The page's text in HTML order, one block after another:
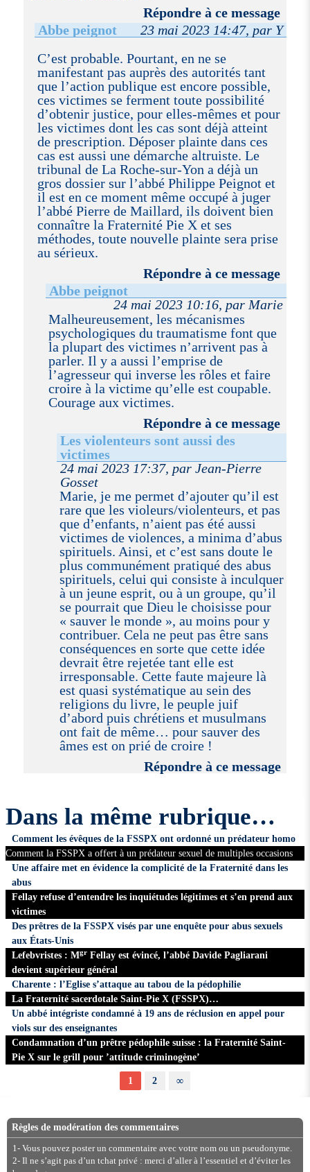
Répondre à ce message
Abbe peignot
23 mai 2023 14:47, par Y
C’est probable. Pourtant, en ne se
manifestant pas auprès des autorités tant
que l’action publique est encore possible,
ces victimes se ferment toute possibilité
d’obtenir justice, pour elles-mêmes et pour
les victimes dont les cas sont déjà atteint
de prescription. Déposer plainte dans ces
cas est aussi une démarche altruiste. Le
tribunal de La Roche-sur-Yon a déjà un
gros dossier sur l’abbé Philippe Peignot et
il est en ce moment même occupé à juger
l’abbé Pierre de Maillard, ils doivent bien
connaître la Fraternité Pie X et ses
méthodes, toute nouvelle plainte sera prise
au sérieux.
Répondre à ce message
Abbe peignot
24 mai 2023 10:16, par Marie
Malheureusement, les mécanismes
psychologiques du traumatisme font que
la plupart des victimes n’arrivent pas à
parler. Il y a aussi l’emprise de
l’agresseur qui inverse les rôles et faire
croire à la victime qu’elle est coupable.
Courage aux victimes.
Répondre à ce message
Les violenteurs sont aussi des
victimes
24 mai 2023 17:37, par Jean-Pierre
Gosset
Marie, je me permet d’ajouter qu’il est
rare que les violeurs/violenteurs, et pas
que d’enfants, n’aient pas été aussi
victimes de violences, a minima d’abus
spirituels. Ainsi, et c’est sans doute le
plus communément pratiqué des abus
spirituels, celui qui consiste à inculquer
à un jeune esprit, ou à un groupe, qu’il
se pourrait que Dieu le choisisse pour
« sauver le monde », au moins pour y
contribuer. Cela ne peut pas être sans
conséquences en sorte que cette idée
devrait être rejetée tant elle est
irresponsable. Cette faute majeure là
est quasi systématique au sein des
religions du livre, le peuple juif
d’abord puis chrétiens et musulmans
ont fait de même… pour sauver des
âmes est on prié de croire !
Répondre à ce message
Dans la même rubrique…
Comment les évêques de la FSSPX ont ordonné un prédateur homo
Comment la FSSPX a offert à un prédateur sexuel de multiples occasions
Une affaire met en évidence la complicité de la Fraternité dans les
abus
Fellay refuse d’entendre les inquiétudes légitimes et s’en prend aux
victimes
Des prêtres de la FSSPX visés par une enquête pour abus sexuels
aux États-Unis
Lefebvristes : Mgr Fellay est évincé, l’abbé Davide Pagliarani
devient supérieur général
Charente : l’Eglise s’attaque au tabou de la pédophilie
La Fraternité sacerdotale Saint-Pie X (FSSPX)…
Un abbé intégriste condamné à 19 ans de réclusion en appel pour
viols sur des enseignantes
Condamnation d’un prêtre pédophile suisse : la Fraternité Saint-
Pie X sur le grill pour ’attitude criminogène’
1 2 ∞
Règles de modération des commentaires
1- Vous pouvez poster un commentaire avec votre nom ou un pseudonyme.
2- Il ne s’agit pas d’un tchat privé : merci d’aller à l’essentiel et d’éviter les